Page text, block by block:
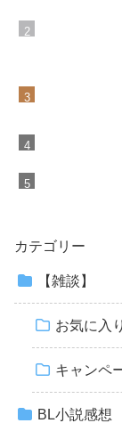
カテゴリー
【雑談】
お気に入り
キャンペ
BL小説感想